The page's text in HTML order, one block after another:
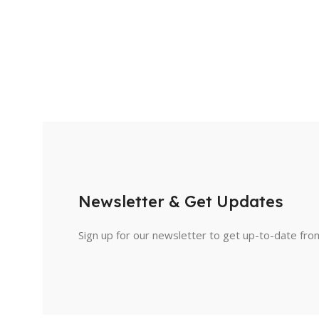
Newsletter & Get Updates
Sign up for our newsletter to get up-to-date